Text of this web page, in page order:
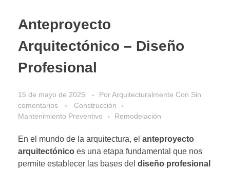
Anteproyecto
Arquitectónico – Diseño
Profesional
15 de mayo de 2025 PorArquitecturalmente Con Sin
comentarios
Construcción
Mantenimiento Preventivo
Remodelación
En el mundo de la arquitectura, el anteproyecto
arquitectónico es una etapa fundamental que nos
permite establecer las bases del diseño profesional